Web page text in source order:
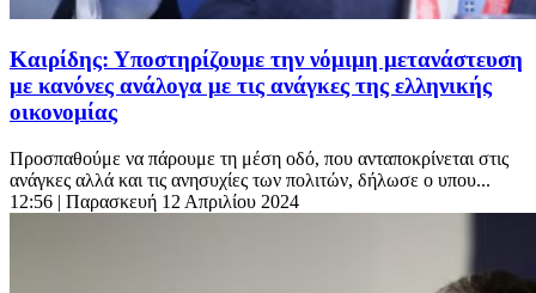
Καιρίδης: Υποστηρίζουμε την νόμιμη μετανάστευση
με κανόνες ανάλογα με τις ανάγκες της ελληνικής
οικονομίας
Προσπαθούμε να πάρουμε τη μέση οδό, που ανταποκρίνεται στις
ανάγκες αλλά και τις ανησυχίες των πολιτών, δήλωσε ο υπου...
12:56 | Παρασκευή 12 Απριλίου 2024